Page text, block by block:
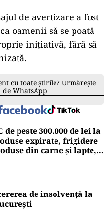
de avertizare a fost
oamenii să se poată
inițiativă, fără să
cu toate știrile? Urmărește
de WhatsApp
de peste 300.000 de lei la
expirate, frigidere
din carne și lapte,
de insolvență la